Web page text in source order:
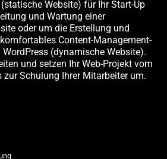
Website) für Ihr Start-Up
und Wartung einer
oder um die Erstellung und
Content-Management-
(dynamische Website).
und setzen Ihr Web-Projekt vom
zur Schulung Ihrer Mitarbeiter um.